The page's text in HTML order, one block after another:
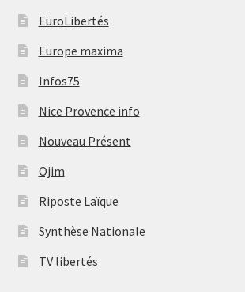
EuroLibertés
Europe maxima
Infos75
Nice Provence info
Nouveau Présent
Ojim
Riposte Laïque
Synthèse Nationale
TV libertés